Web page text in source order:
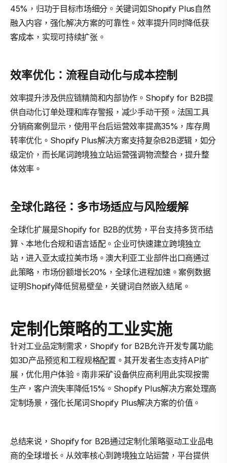
45%，归功于目标市场细分。关键词如Shopify Plus自然
融入内容，强化解决方案的可靠性。效率提升同时降低获
客成本，实现可持续扩张。
效率优化：流程自动化与成本控制
效率提升涉及供应链精简和内部协作。Shopify for B2B提
供自动化订单处理和库存警报，减少手动干预。法国工具
分销商案例显示，使用平台后运营效率提高35%，库存周
转率优化。Shopify Plus解决方案支持复杂B2B逻辑，如分
级定价，而长尾词跨境独立站运营强调物流整合，提升整
体效率。
全球化路径：多市场适应与风险缓解
全球化扩展是Shopify for B2B的优势，平台支持多货币结
算、本地化合规和语言适配。企业可快速建立跨境独立
站，进入亚太或拉美市场。澳大利亚工业部件出口商通过
此策略，市场份额增长20%，全球化进程加速。案例数据
证明Shopify降低贸易壁垒，关键词自然嵌入结尾。
定制化策略的工业实施
针对工业品定制需求，Shopify for B2B允许开发专属功能
如3D产品预览和工程规格配置。其开发者生态支持API扩
展，优化用户体验。南非采矿设备供应商利用此实现按需
生产，客户流失率降低15%。Shopify Plus解决方案处理高
定制场景，强化长尾词Shopify Plus解决方案的价值。
总结来说，Shopify for B2B通过定制化策略驱动工业品电
商的全球增长。从效率核心到跨境独立站运营，平台提供